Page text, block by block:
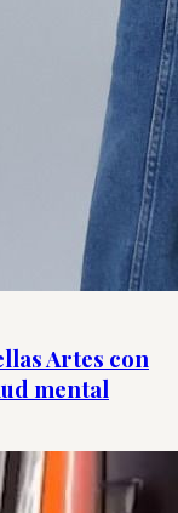
Artes con
mental